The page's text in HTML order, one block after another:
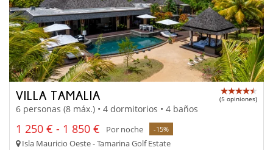
VILLA TAMALIA (5 opiniones)
6 personas (8 máx.) • 4 dormitorios • 4 baños
1 250 € - 1 850 € Por noche -15%
Isla Mauricio Oeste - Tamarina Golf Estate